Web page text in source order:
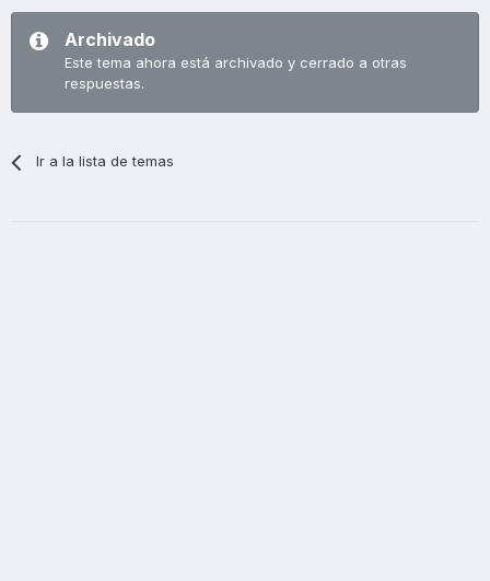
Archivado
Este tema ahora está archivado y cerrado a otras
respuestas.
Ir a la lista de temas